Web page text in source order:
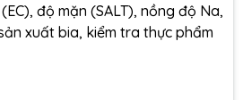
độ mặn (SALT), nồng độ Na,
xuất bia, kiểm tra thực phẩm